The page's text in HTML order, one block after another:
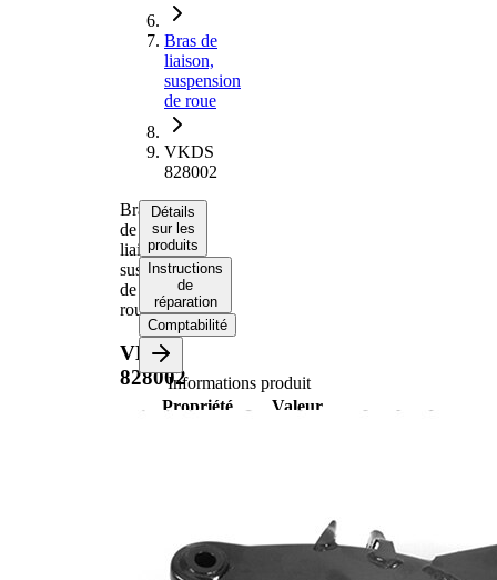
Bras de
liaison,
suspension
de roue
VKDS
828002
Bras
de
liaison,
suspension
de
roue
VKDS
828002
Détails
sur les
produits
Instructions
de
réparation
Comptabilité
Informations produit
Propriété
Valeur
complémentaire
suspension